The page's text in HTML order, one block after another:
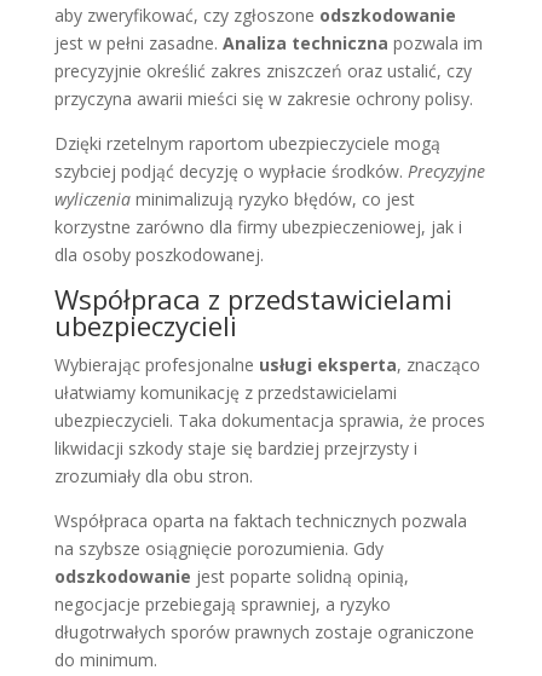
aby zweryfikować, czy zgłoszone odszkodowanie
jest w pełni zasadne. Analiza techniczna pozwala im
precyzyjnie określić zakres zniszczeń oraz ustalić, czy
przyczyna awarii mieści się w zakresie ochrony polisy.
Dzięki rzetelnym raportom ubezpieczyciele mogą
szybciej podjąć decyzję o wypłacie środków. Precyzyjne
wyliczeniaminimalizują ryzyko błędów, co jest
korzystne zarówno dla firmy ubezpieczeniowej, jak i
dla osoby poszkodowanej.
Współpraca z przedstawicielami
ubezpieczycieli
Wybierając profesjonalne usługi eksperta, znacząco
ułatwiamy komunikację z przedstawicielami
ubezpieczycieli. Taka dokumentacja sprawia, że proces
likwidacji szkody staje się bardziej przejrzysty i
zrozumiały dla obu stron.
Współpraca oparta na faktach technicznych pozwala
na szybsze osiągnięcie porozumienia. Gdy
odszkodowanie jest poparte solidną opinią,
negocjacje przebiegają sprawniej, a ryzyko
długotrwałych sporów prawnych zostaje ograniczone
do minimum.